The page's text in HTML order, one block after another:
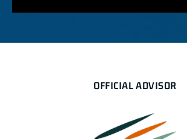
OFFICIAL ADVISOR